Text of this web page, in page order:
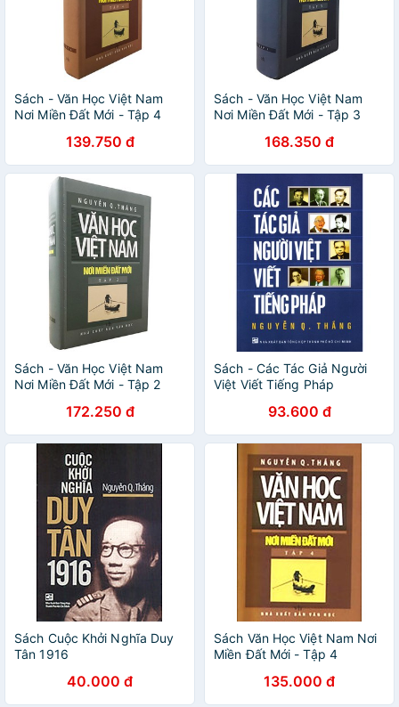
Sách - Văn Học Việt Nam
Nơi Miền Đất Mới - Tập 4
139.750 đ
Sách - Văn Học Việt Nam
Nơi Miền Đất Mới - Tập 3
168.350 đ
Sách - Văn Học Việt Nam
Nơi Miền Đất Mới - Tập 2
172.250 đ
Sách - Các Tác Giả Người
Việt Viết Tiếng Pháp
93.600 đ
Sách Cuộc Khởi Nghĩa Duy
Tân 1916
40.000 đ
Sách Văn Học Việt Nam Nơi
Miền Đất Mới - Tập 4
135.000 đ